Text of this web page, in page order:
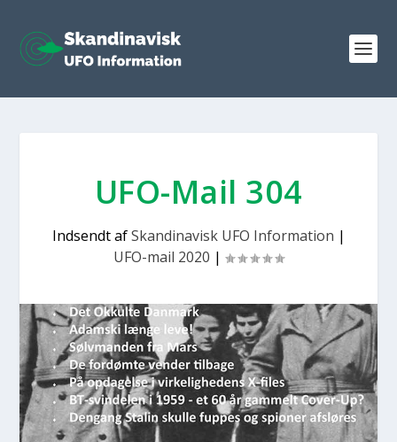
UFO-Mail 304
Indsendt afSkandinavisk UFO Information |
UFO-mail 2020 |